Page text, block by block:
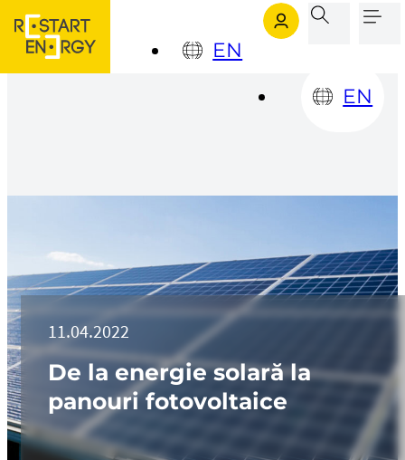
Sari la conținutul principal
EN
EN
11.04.2022
De la energie solară la
panouri fotovoltaice